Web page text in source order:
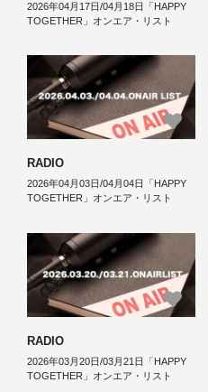
2026年04月17日/04月18日「HAPPY
TOGETHER」オンエア・リスト
RADIO
2026年04月03日/04月04日「HAPPY
TOGETHER」オンエア・リスト
RADIO
2026年03月20日/03月21日「HAPPY
TOGETHER」オンエア・リスト